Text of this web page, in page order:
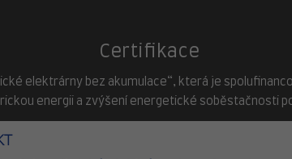
Certifikace
elektrárny bez akumulace“, která je
energii a zvýšení energetické soběstačnosti